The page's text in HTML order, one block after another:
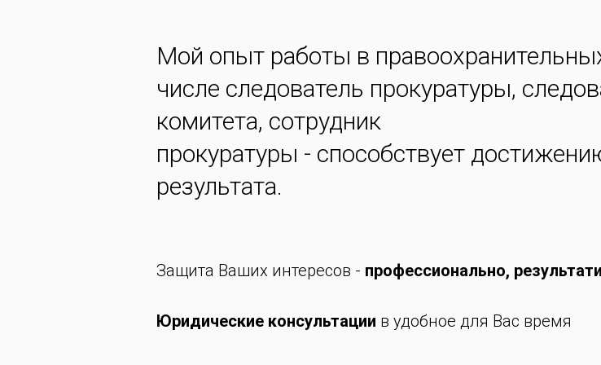
Мой опыт работы в
числе следователь прокуратуры,
комитета, сотрудник
прокуратуры - способствует
результата.
Защита Ваших интересов - профессионально,
Юридические консультации в удобное для Вас время